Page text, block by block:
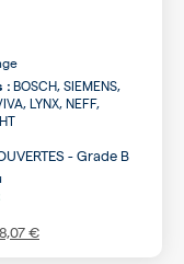
: BOSCH, SIEMENS,
LYNX, NEFF,
- Grade B
€